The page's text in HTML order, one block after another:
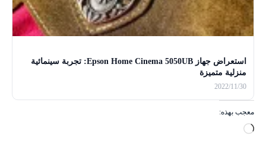
استعراض جهاز Epson Home Cinema 5050UB: تجربة سينمائية
منزلية متميزة
2022/11/30
معجب بهذه:
ج